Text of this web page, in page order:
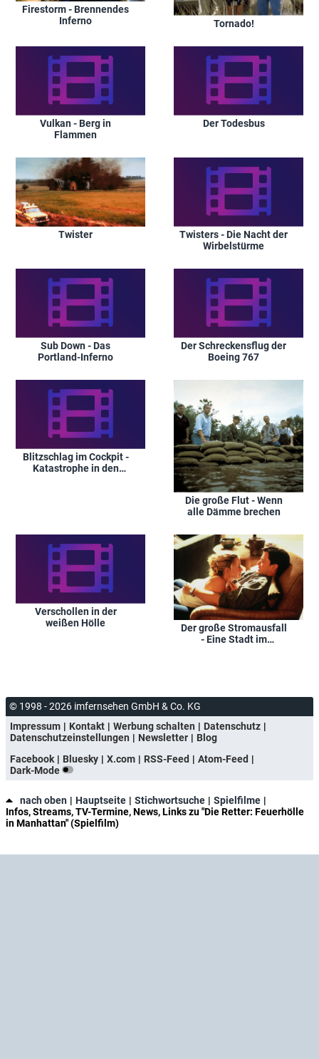
Firestorm - Brennendes
Inferno
Tornado!
Vulkan - Berg in
Flammen
Der Todesbus
Twister
Twisters - Die Nacht der
Wirbelstürme
Sub Down - Das
Portland-Inferno
Der Schreckensflug der
Boeing 767
Blitzschlag im Cockpit -
Katastrophe in den
Die große Flut - Wenn
alle Dämme brechen
Verschollen in der
weißen Hölle
Der große Stromausfall
- Eine Stadt im
© 1998 - 2026 imfernsehen GmbH & Co. KG
Impressum
Kontakt Werbung schalten
Datenschutz
Datenschutzeinstellungen
Newsletter
Blog
Facebook
Bluesky X.com RSS-Feed
Atom-Feed
Dark-Mode
nach oben Hauptseite Stichwortsuche
Spielfilme
Infos, Streams, TV-Termine, News, Links zu "Die Retter: Feuerhölle
in Manhattan" (Spielfilm)